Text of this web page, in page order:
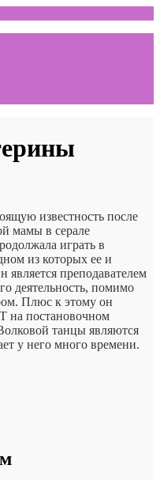
известность после
мамы в серале
играть в
из которых ее и
преподавателем
деятельность, помимо
Плюс к этому он
на постановочном
танцы являются
у него много времени.